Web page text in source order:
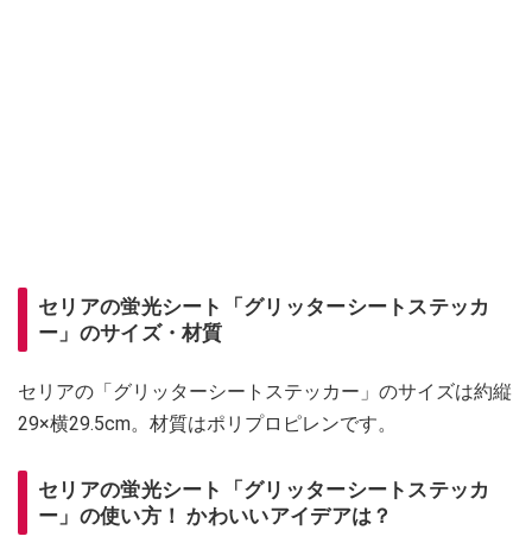
セリアの蛍光シート「グリッターシートステッカ
ー」のサイズ・材質
セリアの「グリッターシートステッカー」のサイズは約縦
29×横29.5cm。材質はポリプロピレンです。
セリアの蛍光シート「グリッターシートステッカ
ー」の使い方！ かわいいアイデアは？